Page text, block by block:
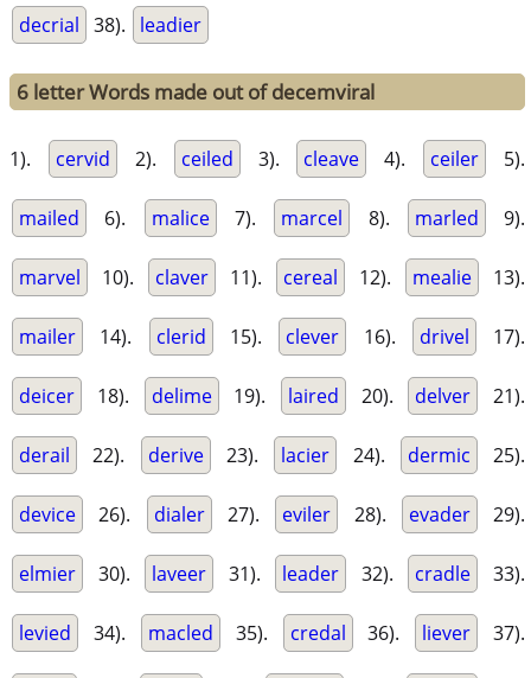
decrial 38). leadier
6 letter Words made out of decemviral
1). cervid 2). ceiled 3). cleave 4). ceiler 5).
mailed 6). malice 7). marcel 8). marled 9).
marvel 10). claver 11). cereal 12). mealie 13).
mailer 14). clerid 15). clever 16). drivel 17).
deicer 18). delime 19). laired 20). delver 21).
derail 22). derive 23). lacier 24). dermic 25).
device 26). dialer 27). eviler 28). evader 29).
elmier 30). laveer 31). leader 32). cradle 33).
levied 34). macled 35). credal 36). liever 37).